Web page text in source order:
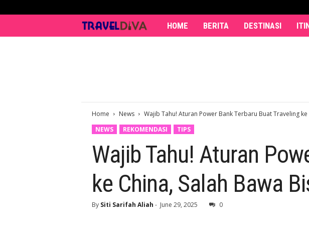
e
l
D
i
v
HOME BERITA DESTINASI
Home News
Wajib Tahu! Aturan Power Bank Terbaru Buat Traveling ke
NEWS
REKOMENDASI TIPS
Wajib Tahu! Aturan
ke China, Salah Bawa
By Siti Sarifah Aliah - June 29, 2025 0